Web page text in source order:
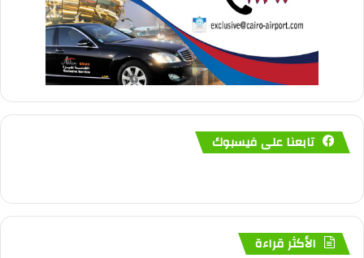
تابعنا على فيسبوك
الأكثر قراءة